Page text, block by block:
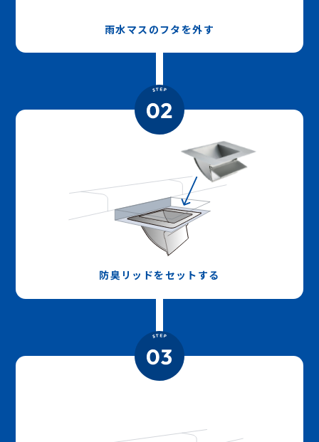
雨水マスのフタを外す
防臭リッドをセットする